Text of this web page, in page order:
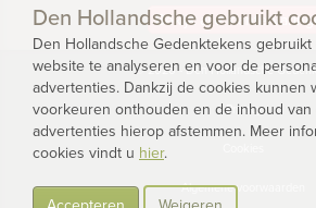
Bekijk alle
© 2026 - Den Hollandsche
Privacy
Algemene voorwaarden
Den Hollandsche gebruikt
Den Hollandsche Gedenktekens
website te analyseren en voor de
advertenties. Dankzij de cookies kunnen
voorkeuren onthouden en de inhoud van
advertenties hierop afstemmen. Meer
cookies vindt u hier.